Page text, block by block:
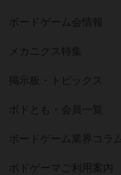
ボードゲーム会情報
メカニクス特集
掲示板・トピックス
ボドとも・会員一覧
ボードゲーム業界コラ
ボドゲーマご利用案内